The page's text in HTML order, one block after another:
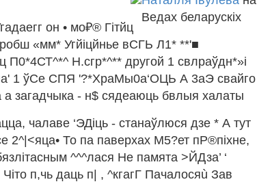
Ведах беларускіх
он • мо₽® Гітйц
«мм* Угйіцйнье вСГЬ Л1* **'■
П0*4СТ^*^ Н.сгр*^** другой 1 свлраўдн*»і
1 ўСе СПЯ '?*ХраМы0а‘ОЦЬ А 3аЭ свайго
а загадчыка - н$ сядеаюць бвлыя халаты
чалаве ‘ЭДіць - станаўлюся дзе * А тут
2^|<яца• То па паверхах М5?ет пР®піхне,
^^^лася Не памята >ЙДза’ ‘
п,чь даць п| , ^кгагГ Пачалосяù Зав